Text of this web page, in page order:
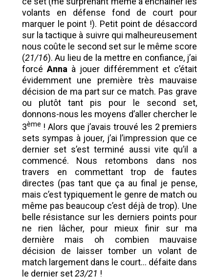
volants en défense fond de court pour
marquer le point !). Petit point de désaccord
sur la tactique à suivre qui malheureusement
nous coûte le second set sur le même score
(21/16). Au lieu de la mettre en confiance, j’ai
forcé Anna à jouer différemment et c’était
évidemment une première très mauvaise
décision de ma part sur ce match. Pas grave
ou plutôt tant pis pour le second set,
donnons-nous les moyens d’aller chercher le
3ème ! Alors que j’avais trouvé les 2 premiers
sets sympas à jouer, j’ai l’impression que ce
dernier set s’est terminé aussi vite qu’il a
commencé. Nous retombons dans nos
travers en commettant trop de fautes
directes (pas tant que ça au final je pense,
mais c’est typiquement le genre de match ou
même pas beaucoup c’est déjà de trop). Une
belle résistance sur les derniers points pour
ne rien lâcher, pour mieux finir sur ma
dernière mais oh combien mauvaise
décision de laisser tomber un volant de
match largement dans le court… défaite dans
le dernier set23/21 !